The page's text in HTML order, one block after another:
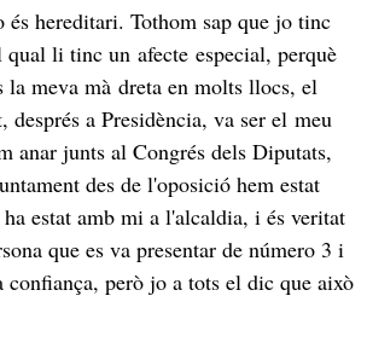
és hereditari. Tothom sap que jo tinc
qual li tinc un afecte especial, perquè
la meva mà dreta en molts llocs, el
després a Presidència, va ser el meu
anar junts al Congrés dels Diputats,
des de l'oposició hem estat
estat amb mi a l'alcaldia, i és veritat
que es va presentar de número 3 i
confiança, però jo a tots el dic que això